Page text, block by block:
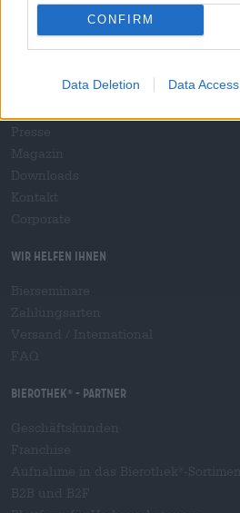
CONFIRM
Data Deletion Data Access
Über die Bierothek
Nachhaltigkeit
Wir helfen Ihnen
Bierothek ® - Partner